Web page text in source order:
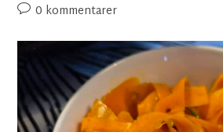
0 kommentarer